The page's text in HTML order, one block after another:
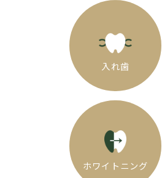
入れ歯
ホワイトニング